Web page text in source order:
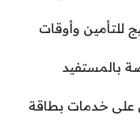
للتأمين وأوقات
بالمستفيد
على خدمات بطاقة